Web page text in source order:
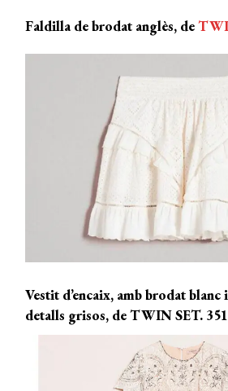
Faldilla de brodat anglès, de
Vestit d’encaix, amb brodat blanc
detalls grisos, de TWIN SET.